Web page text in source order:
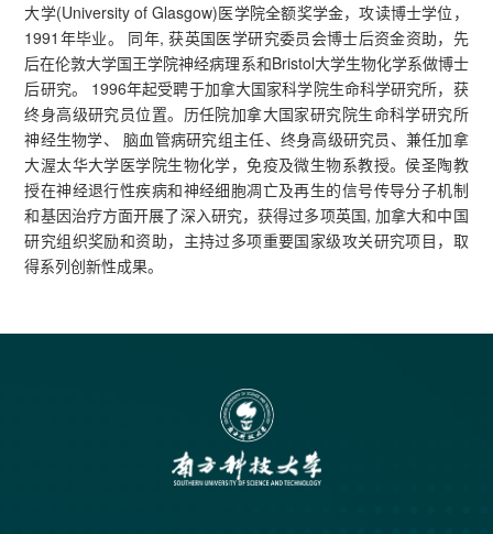
大学(University of Glasgow)医学院全额奖学金，攻读博士学位，
1991年毕业。 同年, 获英国医学研究委员会博士后资金资助，先
后在伦敦大学国王学院神经病理系和Bristol大学生物化学系做博士
后研究。 1996年起受聘于加拿大国家科学院生命科学研究所，获
终身高级研究员位置。历任院加拿大国家研究院生命科学研究所
神经生物学、 脑血管病研究组主任、终身高级研究员、兼任加拿
大渥太华大学医学院生物化学，免疫及微生物系教授。侯圣陶教
授在神经退行性疾病和神经细胞凋亡及再生的信号传导分子机制
和基因治疗方面开展了深入研究，获得过多项英国, 加拿大和中国
研究组织奖励和资助，主持过多项重要国家级攻关研究项目，取
得系列创新性成果。